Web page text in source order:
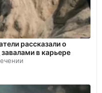
рассказали о
в карьере